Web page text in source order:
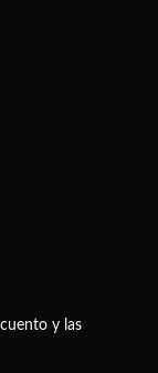
y las